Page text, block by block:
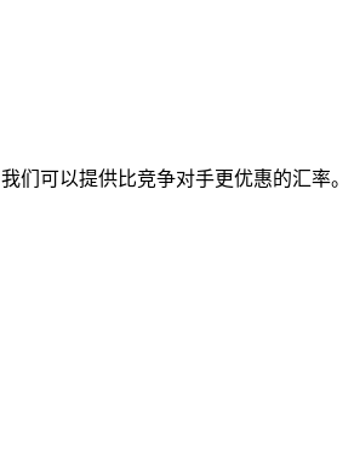
我们可以提供比竞争对手更优惠的汇率。